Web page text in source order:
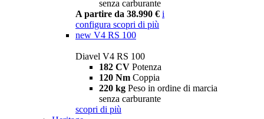
senza carburante
A partire da 38.990 € i
configura scopri di più
new V4 RS 100
Diavel V4 RS 100
182 CV Potenza
120 Nm Coppia
220 kg Peso in ordine di marcia
senza carburante
scopri di più